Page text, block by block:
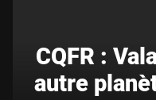
CQFR :
autre